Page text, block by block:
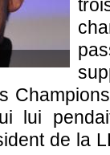
lui
de la